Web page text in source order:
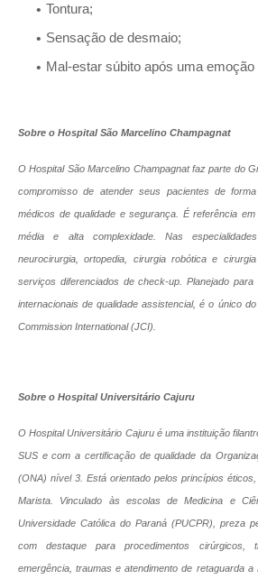
Tontura;
Sensação de desmaio;
Mal-estar súbito após uma emoção
Sobre o Hospital São Marcelino Champagnat
O Hospital São Marcelino Champagnat faz parte do
compromisso de atender seus pacientes de
médicos de qualidade e segurança. É referência
média e alta complexidade. Nas especialidades
neurocirurgia, ortopedia, cirurgia robótica e
serviços diferenciados de check-up. Planejado
internacionais de qualidade assistencial, é o único
Commission International (JCI).
Sobre o Hospital Universitário Cajuru
O Hospital Universitário Cajuru é uma instituição
SUS e com a certificação de qualidade da
(ONA) nível 3. Está orientado pelos princípios
Marista. Vinculado às escolas de Medicina e
Universidade Católica do Paraná (PUCPR), preza
com destaque para procedimentos cirúrgicos,
emergência, traumas e atendimento de retaguarda a